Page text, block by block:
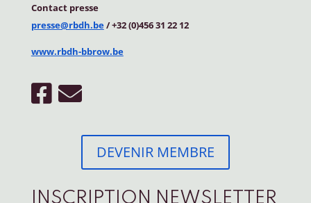
Contact presse
presse@rbdh.be/ +32 (0)456 31 22 12
www.rbdh-bbrow.be
DEVENIR MEMBRE
INSCRIPTION NEWSLETTER